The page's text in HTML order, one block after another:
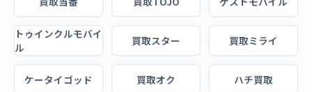
トゥインクルモバイ
ル
買取スター 買取ミライ
ケータイゴッド 買取オク ハチ買取